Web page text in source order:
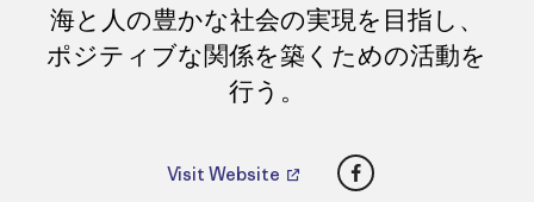
海と人の豊かな社会の実現を目指し、
ポジティブな関係を築くための活動を
行う。
Visit Website Facebook